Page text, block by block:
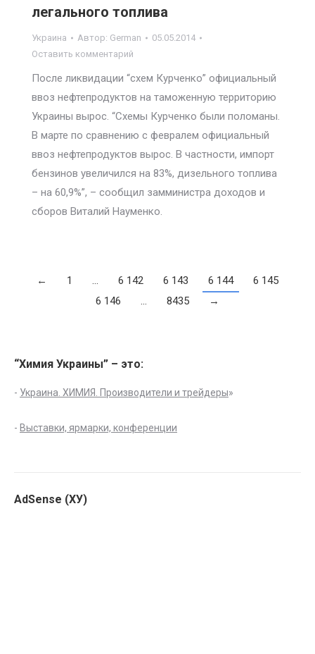
легального топлива
Украина Автор: German
05.05.2014
Оставить комментарий
После ликвидации “схем Курченко” официальный
ввоз нефтепродуктов на таможенную территорию
Украины вырос. “Схемы Курченко были поломаны.
В марте по сравнению с февралем официальный
ввоз нефтепродуктов вырос. В частности, импорт
бензинов увеличился на 83%, дизельного топлива
– на 60,9%”, – сообщил замминистра доходов и
сборов Виталий Науменко.
← 1 … 6 142 6 143 6 144
6 145
6 146
… 8435 →
“Химия Украины” – это:
- Украина. ХИМИЯ. Производители и трейдеры»
- Выставки, ярмарки, конференции
AdSense (ХУ)